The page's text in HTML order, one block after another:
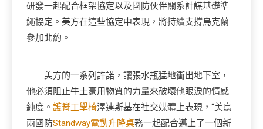
研發一起配合框架協定以及國防伙伴關系計謀基礎準
繩協定。美方在這些協定中表現，將持續支撐烏克蘭
參加北約。
美方的一系列許諾，讓張水瓶猛地衝出地下室，
他必須阻止牛土豪用物質的力量來破壞他眼淚的情感
純度。 護脊工學椅澤連斯基在社交媒體上表現，“美烏
兩國防Standway電動升降桌務一起配合邁上了一個新